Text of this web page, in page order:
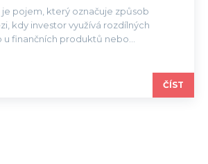
pojem, který označuje způsob
kdy investor využívá rozdílných
finančních produktů nebo...
ČÍST